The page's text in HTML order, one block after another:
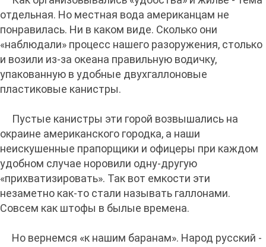
отдельная. Но местная вода американцам не
понравилась. Ни в каком виде. Сколько они
«наблюдали» процесс нашего разоружения, столько
и возили из-за океана правильную водичку,
упакованную в удобные двухгаллоновые
пластиковые канистры.
Пустые канистры эти горой возвышались на
окраине американского городка, а наши
неискушенные прапорщики и офицеры при каждом
удобном случае норовили одну-другую
«прихватизировать». Так вот емкости эти
незаметно как-то стали называть галлонами.
Совсем как штофы в былые времена.
Но вернемся «к нашим баранам». Народ русский -